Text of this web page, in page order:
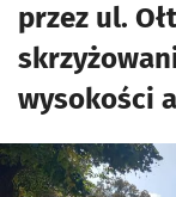
przez ul.
wysokości
Kliknij, aby